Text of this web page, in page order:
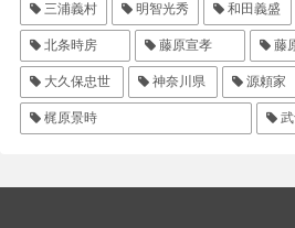
三浦義村 明智光秀 和田義盛
北条時房 藤原宣孝 藤
大久保忠世 神奈川県 源頼家
梶原景時